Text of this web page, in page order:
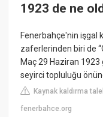
1923 de ne
Fenerbahçe'nin işgal
zaferlerinden biri de
Maç 29 Haziran 1923
seyirci topluluğu
Kaynak kaldırma
fenerbahce.org